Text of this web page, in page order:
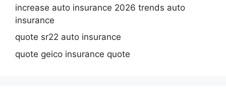
increase auto insurance 2026 trends auto
insurance
quote sr22 auto insurance
quote geico insurance quote